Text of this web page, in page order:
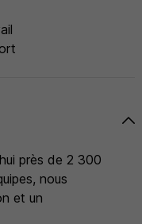
près de 2 300
nous
et un